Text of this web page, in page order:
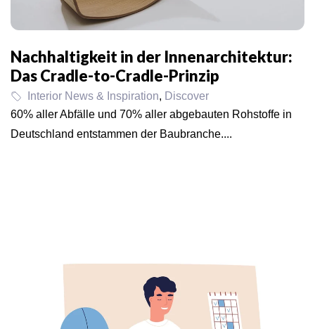
Nachhaltigkeit in der Innenarchitektur:
Das Cradle-to-Cradle-Prinzip
Interior News & Inspiration, Discover
60% aller Abfälle und 70% aller abgebauten Rohstoffe in
Deutschland entstammen der Baubranche....